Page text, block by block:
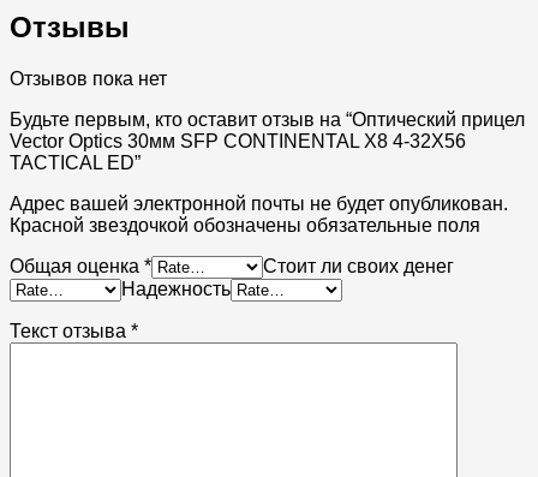
Отзывы
Отзывов пока нет
Будьте первым, кто оставит отзыв на “Оптический прицел
Vector Optics 30мм SFP CONTINENTAL X8 4-32X56
TACTICAL ED”
Адрес вашей электронной почты не будет опубликован.
Красной звездочкой обозначены обязательные поля
Общая оценка *
Стоит ли своих денег
Надежность
Текст отзыва *